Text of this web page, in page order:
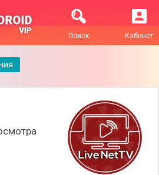
Кабинет
Поиск